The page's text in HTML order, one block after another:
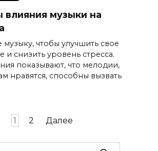
влияния музыки на
чтобы улучшить свое
и снизить уровень стресса.
показывают, что мелодии,
нравятся, способны вызвать
1 2 Далее